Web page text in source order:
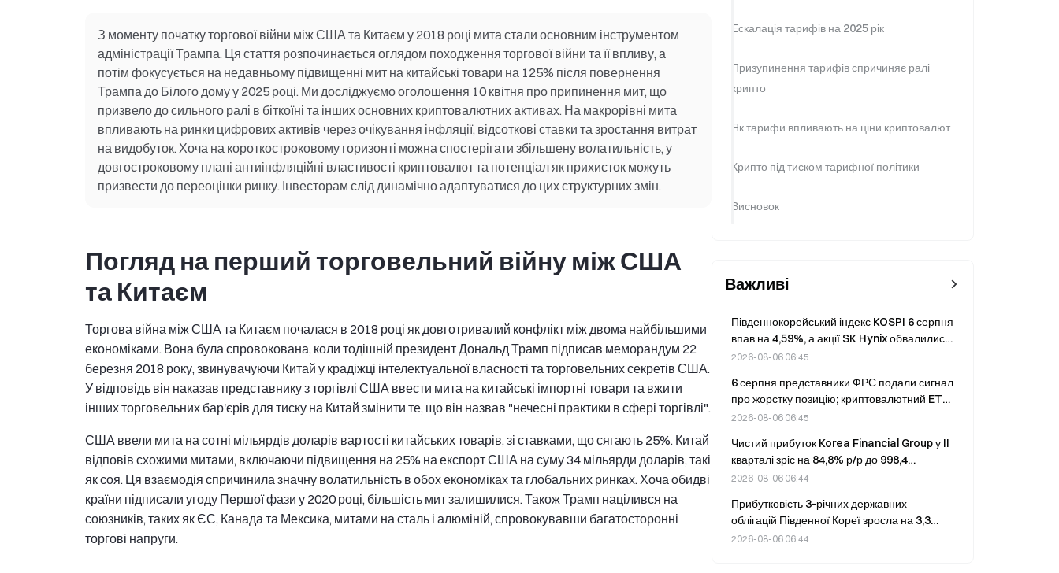
З моменту початку торгової війни між США та Китаєм у 2018 році мита стали основним інструментом
адміністрації Трампа. Ця стаття розпочинається оглядом походження торгової війни та її впливу, а
потім фокусується на недавньому підвищенні мит на китайські товари на 125% після повернення
Трампа до Білого дому у 2025 році. Ми досліджуємо оголошення 10 квітня про припинення мит, що
призвело до сильного ралі в біткоїні та інших основних криптовалютних активах. На макрорівні мита
впливають на ринки цифрових активів через очікування інфляції, відсоткові ставки та зростання витрат
на видобуток. Хоча на короткостроковому горизонті можна спостерігати збільшену волатильність, у
довгостроковому плані антиінфляційні властивості криптовалют та потенціал як прихисток можуть
призвести до переоцінки ринку. Інвесторам слід динамічно адаптуватися до цих структурних змін.
Погляд на перший торговельний війну між США
та Китаєм
Торгова війна між США та Китаєм почалася в 2018 році як довготривалий конфлікт між двома найбільшими
економіками. Вона була спровокована, коли тодішній президент Дональд Трамп підписав меморандум 22
березня 2018 року, звинувачуючи Китай у крадіжці інтелектуальної власності та торговельних секретів США.
У відповідь він наказав представнику з торгівлі США ввести мита на китайські імпортні товари та вжити
інших торговельних бар'єрів для тиску на Китай змінити те, що він назвав "нечесні практики в сфері торгівлі".
США ввели мита на сотні мільярдів доларів вартості китайських товарів, зі ставками, що сягають 25%. Китай
відповів схожими митами, включаючи підвищення на 25% на експорт США на суму 34 мільярди доларів, такі
як соя. Ця взаємодія спричинила значну волатильність в обох економіках та глобальних ринках. Хоча обидві
країни підписали угоду Першої фази у 2020 році, більшість мит залишилися. Також Трамп націлився на
союзників, таких як ЄС, Канада та Мексика, митами на сталь і алюміній, спровокувавши багатосторонні
торгові напруги.
Ескалація тарифів на 2025 рік
Призупинення тарифів спричиняє ралі
крипто
Як тарифи впливають на ціни криптовалют
Крипто під тиском тарифної політики
Висновок
Важливі
Південнокорейський індекс KOSPI 6 серпня
впав на 4,59%, а акції SK Hynix обвалилися
на 10,3%.
2026-08-06 06:45
6 серпня представники ФРС подали сигнал
про жорстку позицію; криптовалютний ETF
зафіксував тижневий приплив коштів у
становив 7,93 мільярда доларів
2026-08-06 06:45
Чистий прибуток Korea Financial Group у II
кварталі зріс на 84,8% р/р до 998,4
мільярда вон
2026-08-06 06:44
Прибутковість 3-річних державних
облігацій Південної Кореї зросла на 3,3
базисного пункту до 3,710% 6 серпня
2026-08-06 06:44